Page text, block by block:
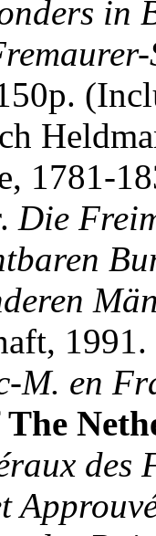
in
1781-
Die
M. en